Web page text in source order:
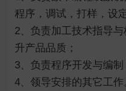
程序，调试，打样，设
2、负责加工技术指导
升产品品质；
3、负责程序开发与编
4、领导安排的其它工作